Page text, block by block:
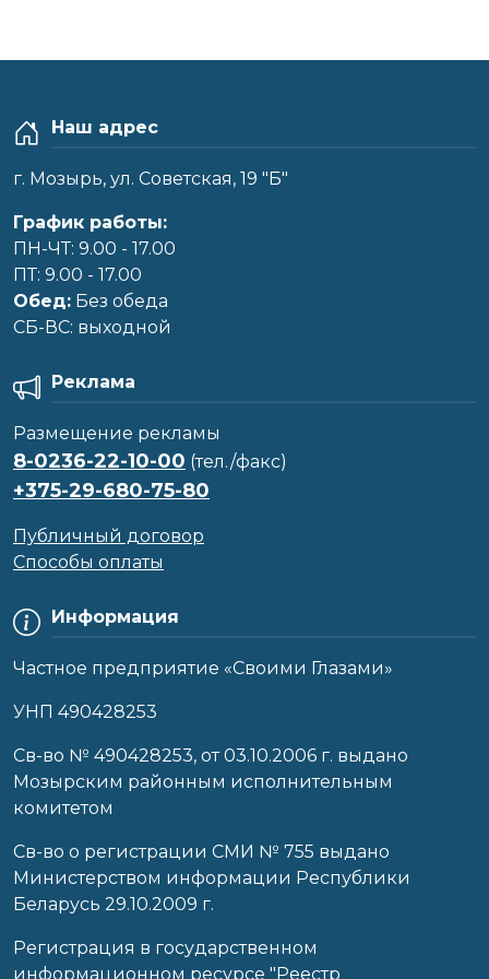
Наш адрес
г. Мозырь, ул. Советская, 19 "Б"
График работы:
ПН-ЧТ: 9.00 - 17.00
ПТ: 9.00 - 17.00
Обед: Без обеда
CБ-ВС: выходной
Информация
Частное предприятие «Своими Глазами»
УНП 490428253
Cв-во № 490428253, от 03.10.2006 г. выдано
Мозырским районным исполнительным
комитетом
Св-во о регистрации СМИ № 755 выдано
Министерством информации Республики
Беларусь 29.10.2009 г.
Регистрация в государственном
информационном ресурсе "Реестр
Реклама
Размещение рекламы
8-0236-22-10-00 (тел./факс)
+375-29-680-75-80
Публичный договор
Способы оплаты